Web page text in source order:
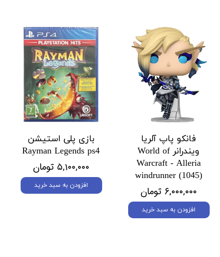
فانکو پاپ آلریا
ویندرانر World of
Warcraft - Alleria
windrunner (1045)
۶,۰۰۰,۰۰۰ تومان
افزودن به سبد خرید
بازی پلی استیشن
Rayman Legends ps4
۵,۱۰۰,۰۰۰ تومان
افزودن به سبد خرید